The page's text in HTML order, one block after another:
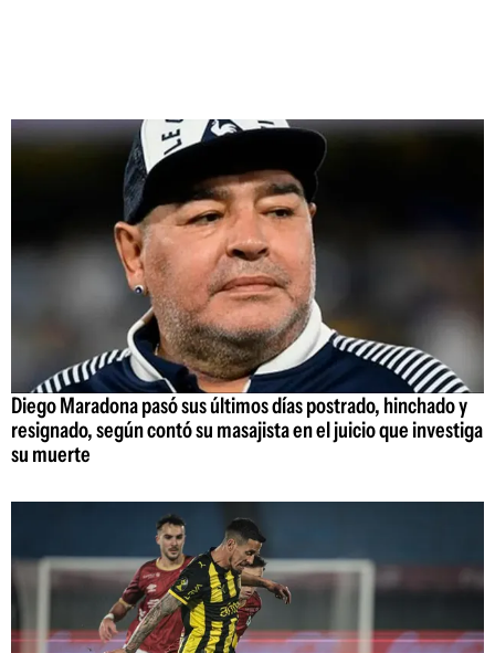
Diego Maradona pasó sus últimos días postrado, hinchado y
resignado, según contó su masajista en el juicio que investiga
su muerte